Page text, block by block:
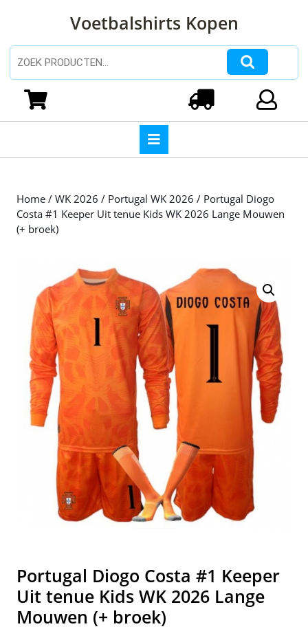
inhoud
Voetbalshirts Kopen
Zoeken naar:
Home / WK 2026 / Portugal WK 2026 / Portugal Diogo
Costa #1 Keeper Uit tenue Kids WK 2026 Lange Mouwen
(+ broek)
Portugal Diogo Costa #1 Keeper
Uit tenue Kids WK 2026 Lange
Mouwen (+ broek)